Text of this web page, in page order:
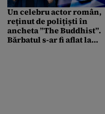
Un celebru actor român,
reținut de polițiști în
ancheta ”The Buddhist”.
Bărbatul s-ar fi aflat la